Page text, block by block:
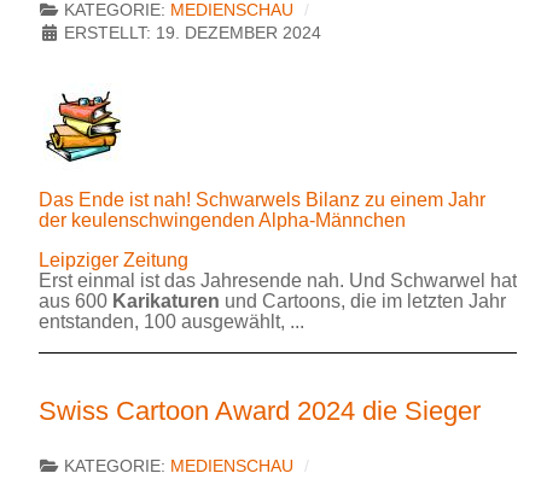
KATEGORIE: MEDIENSCHAU
ERSTELLT: 19. DEZEMBER 2024
Das Ende ist nah! Schwarwels Bilanz zu einem Jahr
der keulenschwingenden Alpha-Männchen
Leipziger Zeitung
Erst einmal ist das Jahresende nah. Und Schwarwel hat
aus 600 Karikaturen und Cartoons, die im letzten Jahr
entstanden, 100 ausgewählt, ...
Swiss Cartoon Award 2024 die Sieger
KATEGORIE: MEDIENSCHAU